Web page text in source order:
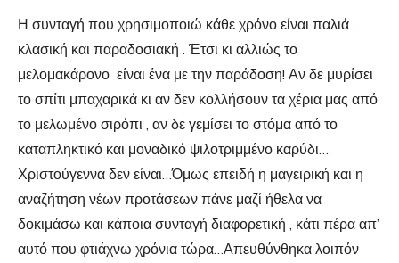
Η συνταγή που χρησιμοποιώ κάθε χρόνο είναι παλιά ,
κλασική και παραδοσιακή . Έτσι κι αλλιώς το
μελομακάρονο είναι ένα με την παράδοση! Αν δε μυρίσει
το σπίτι μπαχαρικά κι αν δεν κολλήσουν τα χέρια μας από
το μελωμένο σιρόπι , αν δε γεμίσει το στόμα από το
καταπληκτικό και μοναδικό ψιλοτριμμένο καρύδι…
Χριστούγεννα δεν είναι…Όμως επειδή η μαγειρική και η
αναζήτηση νέων προτάσεων πάνε μαζί ήθελα να
δοκιμάσω και κάποια συνταγή διαφορετική , κάτι πέρα απ’
αυτό που φτιάχνω χρόνια τώρα…Απευθύνθηκα λοιπόν